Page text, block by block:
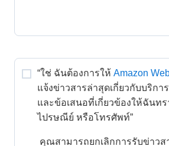
“ใช่ ฉันต้องการให้ Amazon
แจ้งข่าวสารล่าสุดเกี่ยวกับบริกา
และข้อเสนอที่เกี่ยวข้องให้ฉันทร
ไปรษณีย์ หรือโทรศัพท์”